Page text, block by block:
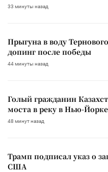
33 минуты назад
Прыгуна в воду
допинг после победы
44 минуты назад
Голый гражданин
моста в реку в Нью-Йорке
48 минут назад
Трамп подписал указ о
США